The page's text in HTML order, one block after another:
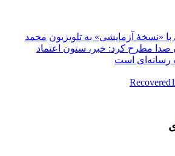
«نسخهٔ آزمایشی» به تلویزیون محمد
صدا مطرح کرد: خبر، ستون اعتماد
است